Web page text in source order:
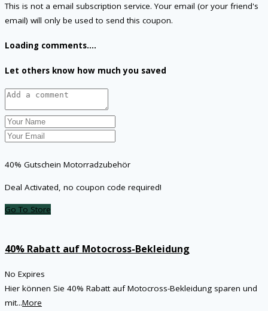
This is not a email subscription service. Your email (or your friend's
email) will only be used to send this coupon.
Loading comments....
Let others know how much you saved
40% Gutschein Motorradzubehör
Deal Activated, no coupon code required!
Go To Store
40% Rabatt auf Motocross-Bekleidung
No Expires
Hier können Sie 40% Rabatt auf Motocross-Bekleidung sparen und
mit...More